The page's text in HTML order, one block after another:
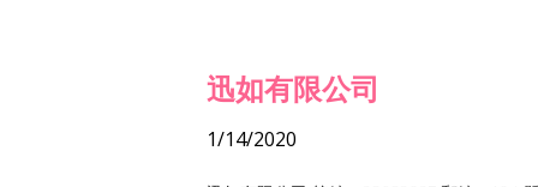
迅如有限公司
1/14/2020